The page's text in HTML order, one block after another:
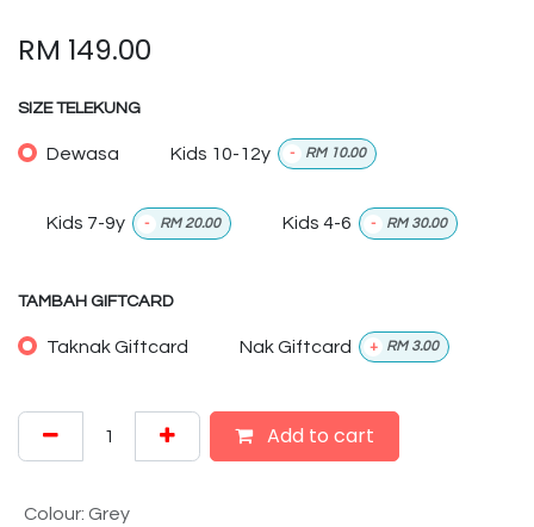
RM 149.00
SIZE TELEKUNG
Dewasa Kids 10-12y - RM 10.00
Kids 7-9y - RM 20.00 Kids 4-6 - RM 30.00
TAMBAH GIFTCARD
Taknak Giftcard Nak Giftcard + RM 3.00
Add to cart
Colour: Grey